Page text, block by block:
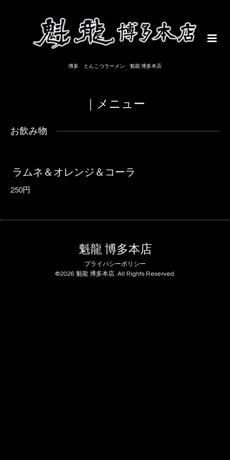
博多 とんこつラーメン 魁龍 博多本店
｜メニュー
お飲み物
ラムネ＆オレンジ＆コーラ
250円
魁龍 博多本店
プライバシーポリシー
©2026 魁龍 博多本店. All Rights Reserved.